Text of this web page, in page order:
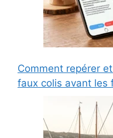
Comment repérer
faux colis avant les